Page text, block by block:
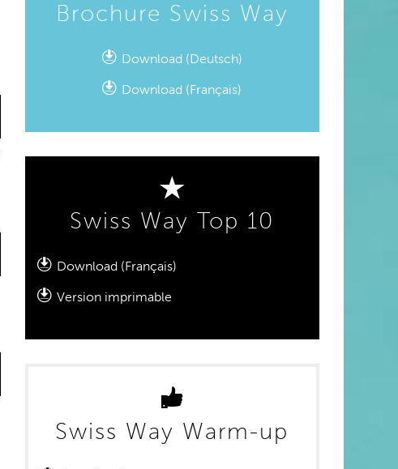
Brochure Swiss Way
Download (Deutsch)
Download (Français)
Swiss Way Top 10
Download (Français)
Version imprimable
Swiss Way Warm-up